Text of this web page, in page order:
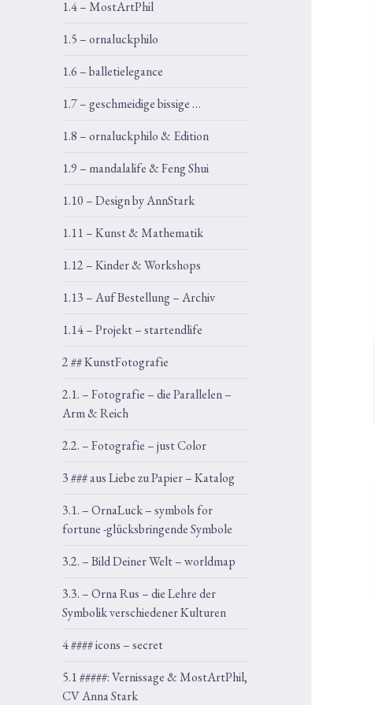
1.4 – MostArtPhil
1.5 – ornaluckphilo
1.6 – balletielegance
1.7 – geschmeidige bissige …
1.8 – ornaluckphilo & Edition
1.9 – mandalalife & Feng Shui
1.10 – Design by AnnStark
1.11 – Kunst & Mathematik
1.12 – Kinder & Workshops
1.13 – Auf Bestellung – Archiv
1.14 – Projekt – startendlife
2 ## KunstFotografie
2.1. – Fotografie – die Parallelen –
Arm & Reich
2.2. – Fotografie – just Color
3 ### aus Liebe zu Papier – Katalog
3.1. – OrnaLuck – symbols for
fortune -glücksbringende Symbole
3.2. – Bild Deiner Welt – worldmap
3.3. – Orna Rus – die Lehre der
Symbolik verschiedener Kulturen
4 #### icons – secret
5.1 #####: Vernissage & MostArtPhil,
CV Anna Stark